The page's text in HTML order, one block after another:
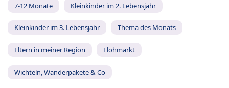
7-12 Monate Kleinkinder im 2. Lebensjahr
Kleinkinder im 3. Lebensjahr Thema des Monats
Eltern in meiner Region Flohmarkt
Wichteln, Wanderpakete & Co